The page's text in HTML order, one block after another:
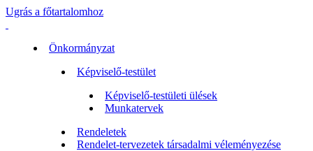
Ugrás a főtartalomhoz
Önkormányzat
Képviselő-testület
Képviselő-testületi ülések
Munkatervek
Rendeletek
Rendelet-tervezetek társadalmi véleményezése